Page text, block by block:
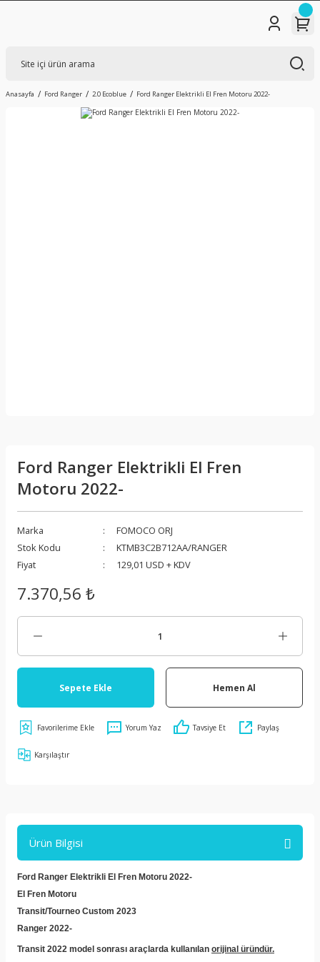
Anasayfa Ford Ranger 2.0 Ecoblue Ford Ranger Elektrikli El Fren Motoru 2022-
Ford Ranger Elektrikli El Fren
Motoru 2022-
Marka
FOMOCO ORJ
Stok Kodu
KTMB3C2B712AA/RANGER
Fiyat
129,01 USD + KDV
7.370,56 ₺
Sepete Ekle Hemen Al
Yorum Yaz Tavsiye Et Paylaş
Karşılaştır
Ürün Bilgisi
Ford Ranger Elektrikli El Fren Motoru 2022-
El Fren Motoru
Transit/Tourneo Custom 2023
Ranger 2022-
Transit 2022 model sonrası araçlarda kullanılan orijinal üründür.